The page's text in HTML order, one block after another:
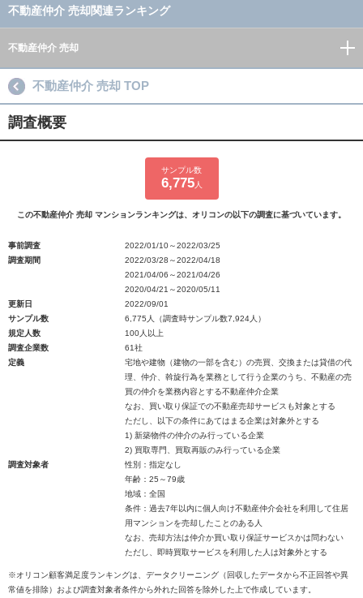
不動産仲介 売却関連ランキング
不動産仲介 売却
不動産仲介 売却 TOP
調査概要
サンプル数
6,775人
この不動産仲介 売却 マンションランキングは、オリコンの以下の調査に基づいています。
事前調査
2022/01/10～2022/03/25
調査期間
2022/03/28～2022/04/18
2021/04/06～2021/04/26
2020/04/21～2020/05/11
更新日
2022/09/01
サンプル数
6,775人（調査時サンプル数7,924人）
規定人数
100人以上
調査企業数
61社
定義
宅地や建物（建物の一部を含む）の売買、交換または貸借の代
理、仲介、斡旋行為を業務として行う企業のうち、不動産の売
買の仲介を業務内容とする不動産仲介企業
なお、買い取り保証での不動産売却サービスも対象とする
ただし、以下の条件にあてはまる企業は対象外とする
1) 新築物件の仲介のみ行っている企業
2) 買取専門、買取再販のみ行っている企業
調査対象者
性別：指定なし
年齢：25～79歳
地域：全国
条件：過去7年以内に個人向け不動産仲介会社を利用して住居
用マンションを売却したことのある人
なお、売却方法は仲介か買い取り保証サービスかは問わない
ただし、即時買取サービスを利用した人は対象外とする
※オリコン顧客満足度ランキングは、データクリーニング（回収したデータから不正回答や異
常値を排除）および調査対象者条件から外れた回答を除外した上で作成しています。